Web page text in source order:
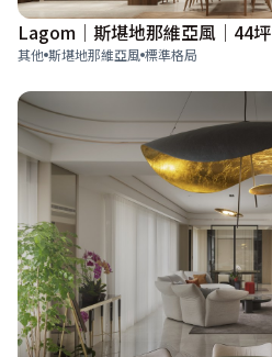
Lagom│斯堪地那維亞風│44坪
其他 斯堪地那維亞風 標準格局